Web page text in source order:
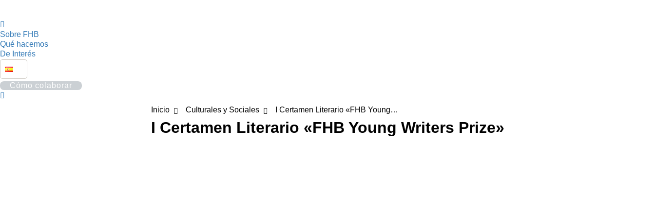
Sobre FHB
Qué hacemos
De Interés
Cómo colaborar
Buscar:
I Certamen Literario «FHB Young Writers Prize»
Estás aquí:
Inicio Culturales y Sociales I Certamen Literario «FHB Young…